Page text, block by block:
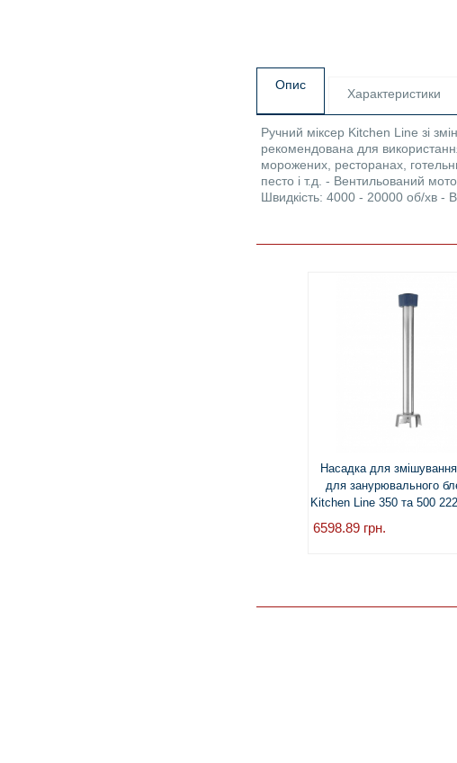
Опис
Характеристики
Ручний міксер Kitchen Line зі
рекомендована для
морожених, ресторанах,
песто і т.д. - Вентильований
Швидкість: 4000 - 20000 об/хв -
Насадка для
для занурювального
Kitchen Line 350 та 500
6598.89 грн.